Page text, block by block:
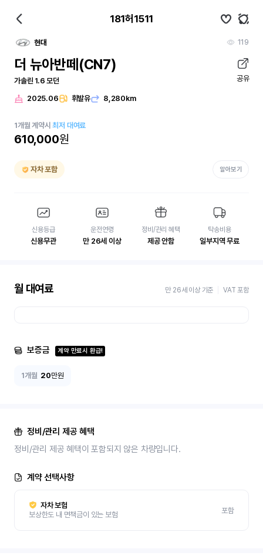
181허1511
현대 119
더 뉴아반떼(CN7)
가솔린 1.6 모던 공유
2025.06 휘발유 8,280km
1개월 계약시최저 대여료
610,000원
자차 포함 알아보기
신용등급
신용무관
운전연령
만 26세 이상
정비/관리 혜택
제공 안함
탁송비용
일부지역 무료
월 대여료 만 26세 이상 기준 VAT 포함
보증금 계약 만료시 환급!
1개월 20만원
정비/관리 제공 혜택
정비/관리 제공 혜택이 포함되지 않은 차량입니다.
계약 선택사항
자차 보험
보상한도 내 면책금이 있는 보험
포함